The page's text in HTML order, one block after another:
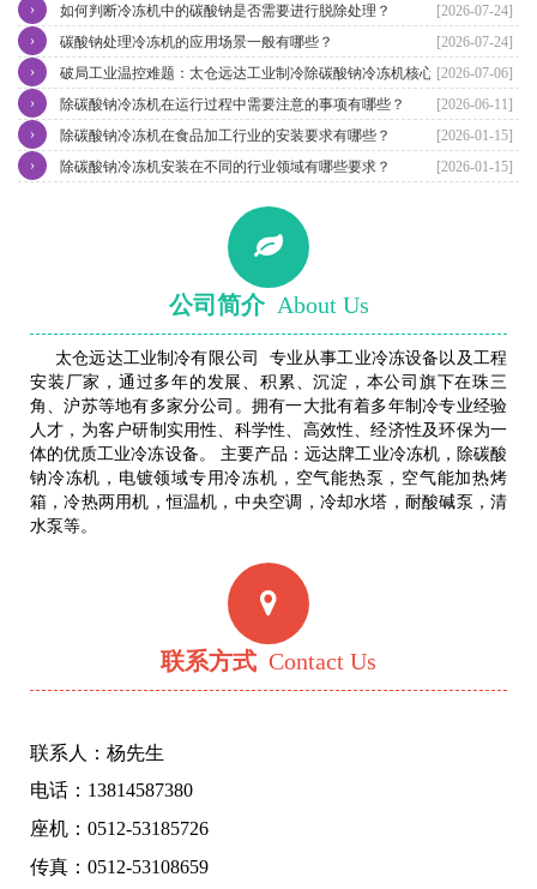
[2026-07-24]
如何判断冷冻机中的碳酸钠是否需要进行脱除处理？
›
[2026-07-24]
碳酸钠处理冷冻机的应用场景一般有哪些？
›
[2026-07-06]
破局工业温控难题：太仓远达工业制冷除碳酸钠冷冻机核心优势解析
›
[2026-06-11]
除碳酸钠冷冻机在运行过程中需要注意的事项有哪些？
›
[2026-01-15]
除碳酸钠冷冻机在食品加工行业的安装要求有哪些？
›
[2026-01-15]
除碳酸钠冷冻机安装在不同的行业领域有哪些要求？
›
公司简介 About Us
太仓远达工业制冷有限公司 专业从事工业冷冻设备以及工程
安装厂家，通过多年的发展、积累、沉淀，本公司旗下在珠三
角、沪苏等地有多家分公司。拥有一大批有着多年制冷专业经验
人才，为客户研制实用性、科学性、高效性、经济性及环保为一
体的优质工业冷冻设备。 主要产品：远达牌工业冷冻机，除碳酸
钠冷冻机，电镀领域专用冷冻机，空气能热泵，空气能加热烤
箱，冷热两用机，恒温机，中央空调，冷却水塔，耐酸碱泵，清
水泵等。
联系方式 Contact Us
联系人：杨先生
电话：13814587380
座机：0512-53185726
传真：0512-53108659